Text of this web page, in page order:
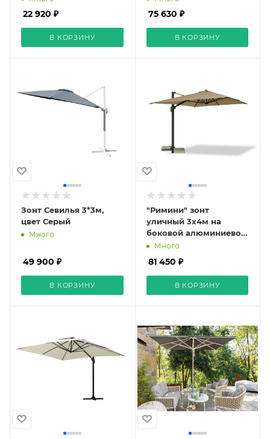
22 920 ₽
В КОРЗИНУ
75 630 ₽
В КОРЗИНУ
Зонт Севилья 3*3м,
цвет Серый
Много
49 900 ₽
В КОРЗИНУ
"Римини" зонт
уличный 3х4м на
боковой алюминиевой
опоре, тент бежевый
Много
81 450 ₽
В КОРЗИНУ